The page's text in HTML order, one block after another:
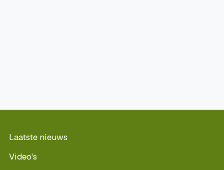
Laatste nieuws
Video's